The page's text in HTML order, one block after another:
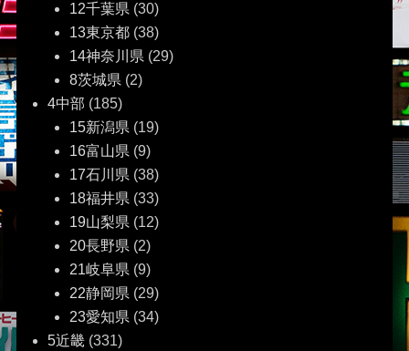
12千葉県 (30)
13東京都(38)
14神奈川県 (29)
8茨城県 (2)
4中部 (185)
15新潟県 (19)
16富山県 (9)
17石川県 (38)
18福井県 (33)
19山梨県 (12)
20長野県 (2)
21岐阜県 (9)
22静岡県 (29)
23愛知県 (34)
5近畿(331)